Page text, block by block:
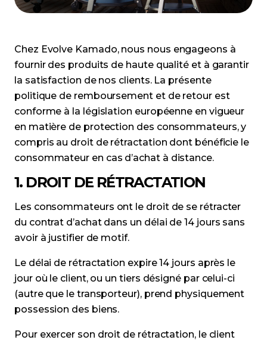
Chez Evolve Kamado, nous nous engageons à
fournir des produits de haute qualité et à garantir
la satisfaction de nos clients. La présente
politique de remboursement et de retour est
conforme à la législation européenne en vigueur
en matière de protection des consommateurs, y
compris au droit de rétractation dont bénéficie le
consommateur en cas d’achat à distance.
1. DROIT DE RÉTRACTATION
Les consommateurs ont le droit de se rétracter
du contrat d’achat dans un délai de 14 jours sans
avoir à justifier de motif.
Le délai de rétractation expire 14 jours après le
jour où le client, ou un tiers désigné par celui-ci
(autre que le transporteur), prend physiquement
possession des biens.
Pour exercer son droit de rétractation, le client